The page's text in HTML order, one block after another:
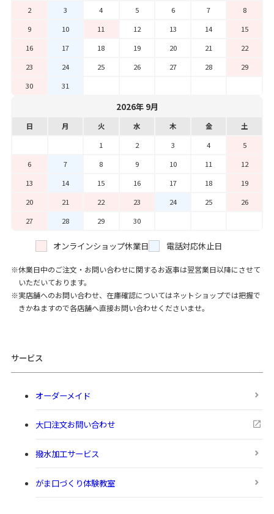
2
3 4 5 6 7
8
9
10 11 12 13 14
15
16
17 18 19 20 21
22
23
24 25 26 27 28
29
30
31
2026年 9月
日 月 火 水 木 金
土
1
2 3 4
5
6
7 8 9 10 11
12
13
14 15 16 17 18
19
20
21 22 23 24 25
26
27
28 29 30
オンラインショップ休業日 電話対応休止日
休業日中のご注文・お問い合わせに関するお返事は翌営業日以降にさせて
いただいております。
実店舗へのお問い合わせ、在庫確認についてはネットショップでは把握で
きかねますので各店舗へ直接お問い合わせくださいませ。
サービス
オーダーメイド
大口注文お問い合わせ
撥水加工サービス
がま口づくり体験教室